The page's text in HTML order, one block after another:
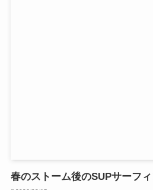
春のストーム後のSUPサーフ